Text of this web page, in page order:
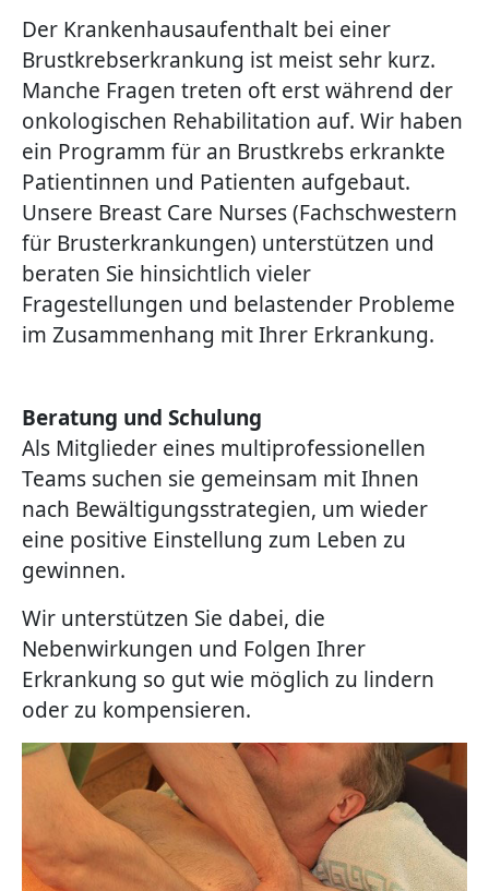
Der Krankenhausaufenthalt bei einer
Brustkrebserkrankung ist meist sehr kurz.
Manche Fragen treten oft erst während der
onkologischen Rehabilitation auf. Wir haben
ein Programm für an Brustkrebs erkrankte
Patientinnen und Patienten aufgebaut.
Unsere Breast Care Nurses (Fachschwestern
für Brusterkrankungen) unterstützen und
beraten Sie hinsichtlich vieler
Fragestellungen und belastender Probleme
im Zusammenhang mit Ihrer Erkrankung.
Beratung und Schulung
Als Mitglieder eines multiprofessionellen
Teams suchen sie gemeinsam mit Ihnen
nach Bewältigungsstrategien, um wieder
eine positive Einstellung zum Leben zu
gewinnen.
Wir unterstützen Sie dabei, die
Nebenwirkungen und Folgen Ihrer
Erkrankung so gut wie möglich zu lindern
oder zu kompensieren.